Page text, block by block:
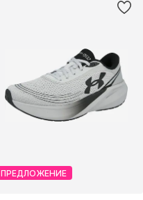
ПРЕДЛОЖЕНИЕ